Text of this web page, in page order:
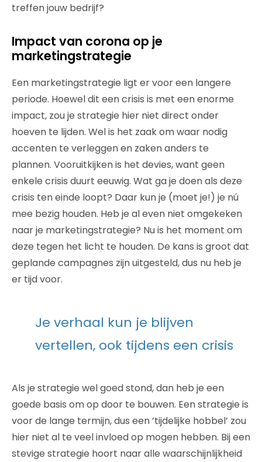
treffen jouw bedrijf?
Impact van corona op je
marketingstrategie
Een marketingstrategie ligt er voor een langere
periode. Hoewel dit een crisis is met een enorme
impact, zou je strategie hier niet direct onder
hoeven te lijden. Wel is het zaak om waar nodig
accenten te verleggen en zaken anders te
plannen. Vooruitkijken is het devies, want geen
enkele crisis duurt eeuwig. Wat ga je doen als deze
crisis ten einde loopt? Daar kun je (moet je!) je nú
mee bezig houden. Heb je al even niet omgekeken
naar je marketingstrategie? Nu is het moment om
deze tegen het licht te houden. De kans is groot dat
geplande campagnes zijn uitgesteld, dus nu heb je
er tijd voor.
Je verhaal kun je blijven
vertellen, ook tijdens een crisis
Als je strategie wel goed stond, dan heb je een
goede basis om op door te bouwen. Een strategie is
voor de lange termijn, dus een ’tijdelijke hobbel’ zou
hier niet al te veel invloed op mogen hebben. Bij een
stevige strategie hoort naar alle waarschijnlijkheid